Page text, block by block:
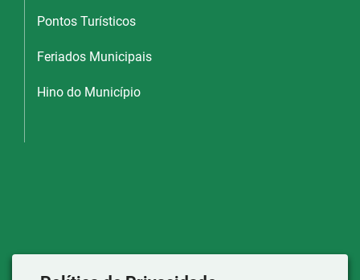
Pontos Turísticos
Feriados Municipais
Hino do Município